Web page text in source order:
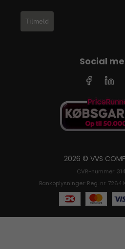
Tilmeld
Social
2026 © VVS
CVR-nummer:
Bankoplysninger: Reg. nr. 7264